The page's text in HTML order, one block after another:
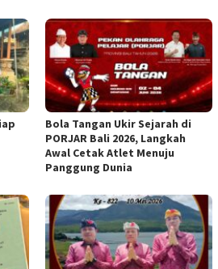
Bola Tangan Ukir Sejarah di
PORJAR Bali 2026, Langkah
Awal Cetak Atlet Menuju
Panggung Dunia